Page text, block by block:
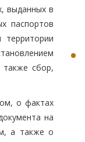
выданных в
паспортов
также сбор,
о фактах
на
а также о